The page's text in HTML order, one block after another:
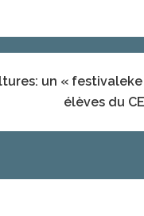
un «
élèves du